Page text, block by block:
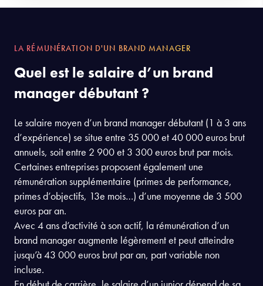
LA RÉMUNÉRATION D'UN BRAND MANAGER
Quel est le salaire d’un brand
manager débutant ?
Le salaire moyen d’un brand manager débutant (1 à 3 ans
d’expérience) se situe entre 35 000 et 40 000 euros brut
annuels, soit entre 2 900 et 3 300 euros brut par mois.
Certaines entreprises proposent également une
rémunération supplémentaire (primes de performance,
primes d’objectifs, 13e mois…) d’une moyenne de 3 500
euros par an.
Avec 4 ans d’activité à son actif, la rémunération d’un
brand manager augmente légèrement et peut atteindre
jusqu’à 43 000 euros brut par an, part variable non
incluse.